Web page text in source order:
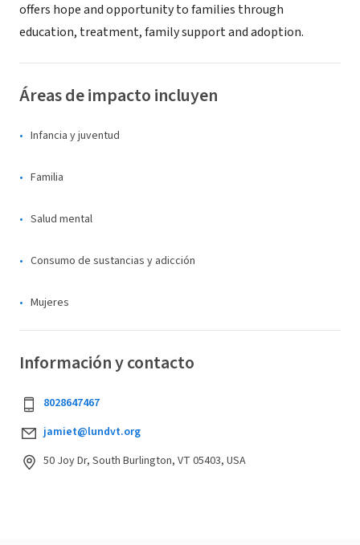
offers hope and opportunity to families through
education, treatment, family support and adoption.
Áreas de impacto incluyen
Infancia y juventud
Familia
Salud mental
Consumo de sustancias y adicción
Mujeres
Información y contacto
8028647467
jamiet@lundvt.org
50 Joy Dr, South Burlington, VT 05403, USA